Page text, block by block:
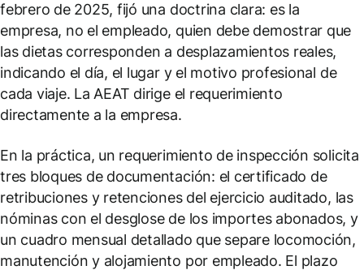
febrero de 2025, fijó una doctrina clara: es la
empresa, no el empleado, quien debe demostrar que
las dietas corresponden a desplazamientos reales,
indicando el día, el lugar y el motivo profesional de
cada viaje. La AEAT dirige el requerimiento
directamente a la empresa.
En la práctica, un requerimiento de inspección solicita
tres bloques de documentación: el certificado de
retribuciones y retenciones del ejercicio auditado, las
nóminas con el desglose de los importes abonados, y
un cuadro mensual detallado que separe locomoción,
manutención y alojamiento por empleado. El plazo